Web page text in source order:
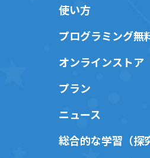
使い方
プログラミング無
オンラインストア
プラン
ニュース
総合的な学習（探